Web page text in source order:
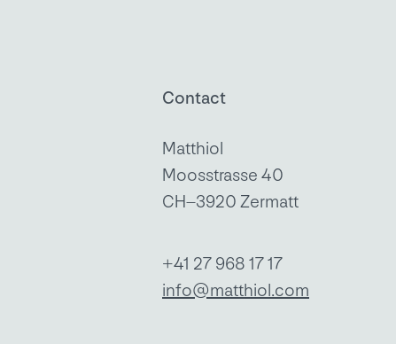
Contact
Matthiol
Moosstrasse 40
CH–3920 Zermatt
+41 27 968 17 17
info@matthiol.com